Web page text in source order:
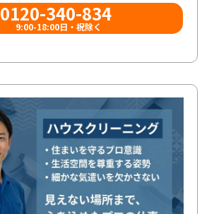
0120-340-834
9:00-18:00日・祝除く